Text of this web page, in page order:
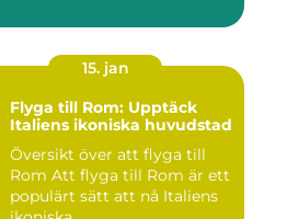
15. jan
Flyga till Rom: Upptäck
Italiens ikoniska huvudstad
Översikt över att flyga till
Rom Att flyga till Rom är ett
populärt sätt att nå Italiens